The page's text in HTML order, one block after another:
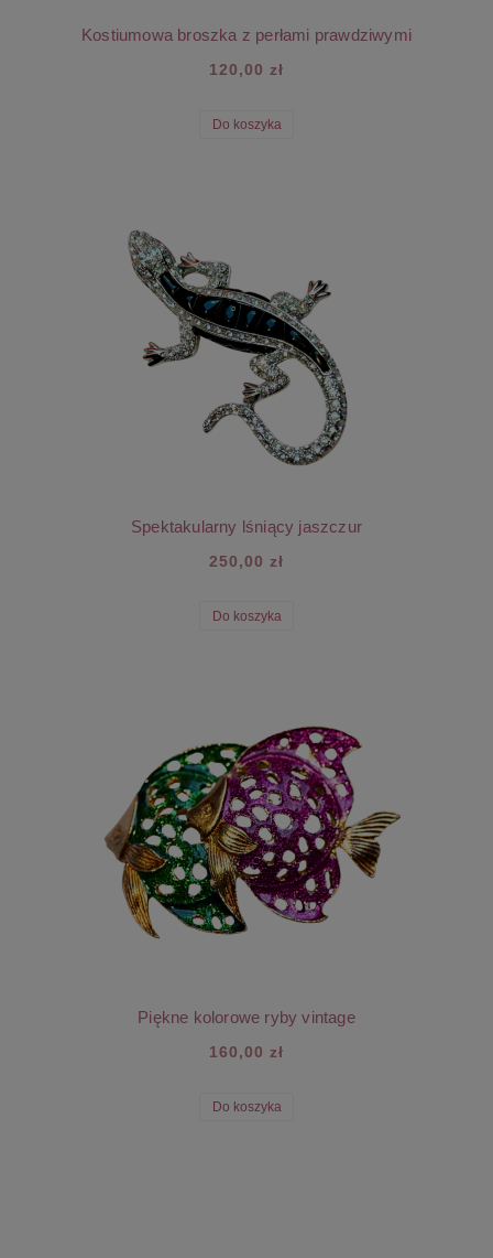
Kostiumowa broszka z perłami prawdziwymi
120,00 zł
Do koszyka
Spektakularny lśniący jaszczur
250,00 zł
Do koszyka
Piękne kolorowe ryby vintage
160,00 zł
Do koszyka